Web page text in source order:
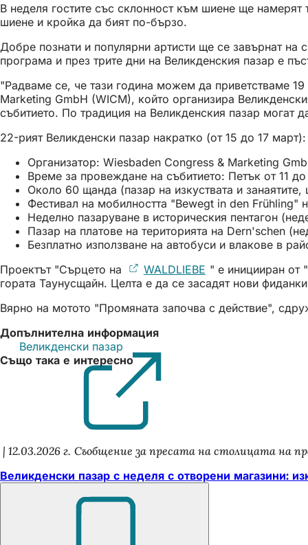
В неделя гостите със склонност към шиене ще намерят
шиене и кройка да бият по-бързо.
Добре познати и популярни артисти ще се завърнат
програма и през трите дни на Великденския пазар е
"Радваме се, че тази година можем да приветстваме
Marketing GmbH (WICM), който организира
събитието. По традиция на Великденския пазар могат
22-рият Великденски пазар накратко (от 15 до 17 март):
Организатор: Wiesbaden Congress & Marketing
Време за провеждане на събитието: Петък от 11
Около 60 щанда (пазар на изкуствата и
Фестивал на мобилността "Bewegt in den Frühling"
Неделно пазаруване в историческия пентагон
Пазар на платове на територията на Dern'schen
Безплатно използване на автобуси и влакове в
Проектът "Сърцето на
WALDLIEBE (Отваря
се
нов
" е иницииран от
гората Таунусщайн. Целта е да се засадят нови
Вярно на мотото "Промяната започва с действие",
Допълнителна информация
Великденски пазар
се
нов
раздел)
Също така е интересно
12.03.2026 г. Съобщение за пресата на столицата на
Великденски пазар с неделя с отворени магазини: